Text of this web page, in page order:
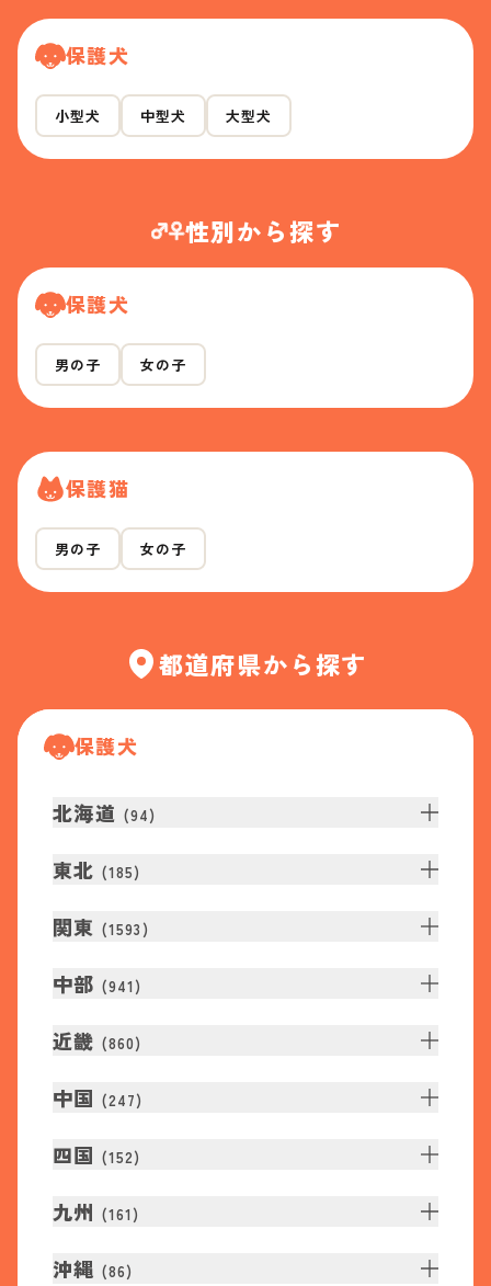
保護犬
小型犬 中型犬 大型犬
性別から探す
保護犬
男の子 女の子
保護猫
男の子 女の子
都道府県から探す
保護犬
北海道 (94)
東北 (185)
関東 (1593 )
中部 (941 )
近畿 (860)
中国 (247)
四国 (152)
九州 (161 )
沖縄 (86)